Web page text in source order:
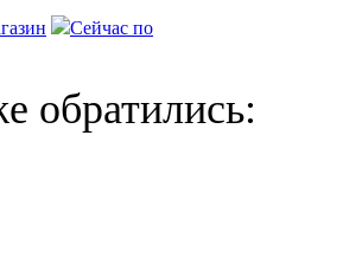
Сейчас по
обратились: